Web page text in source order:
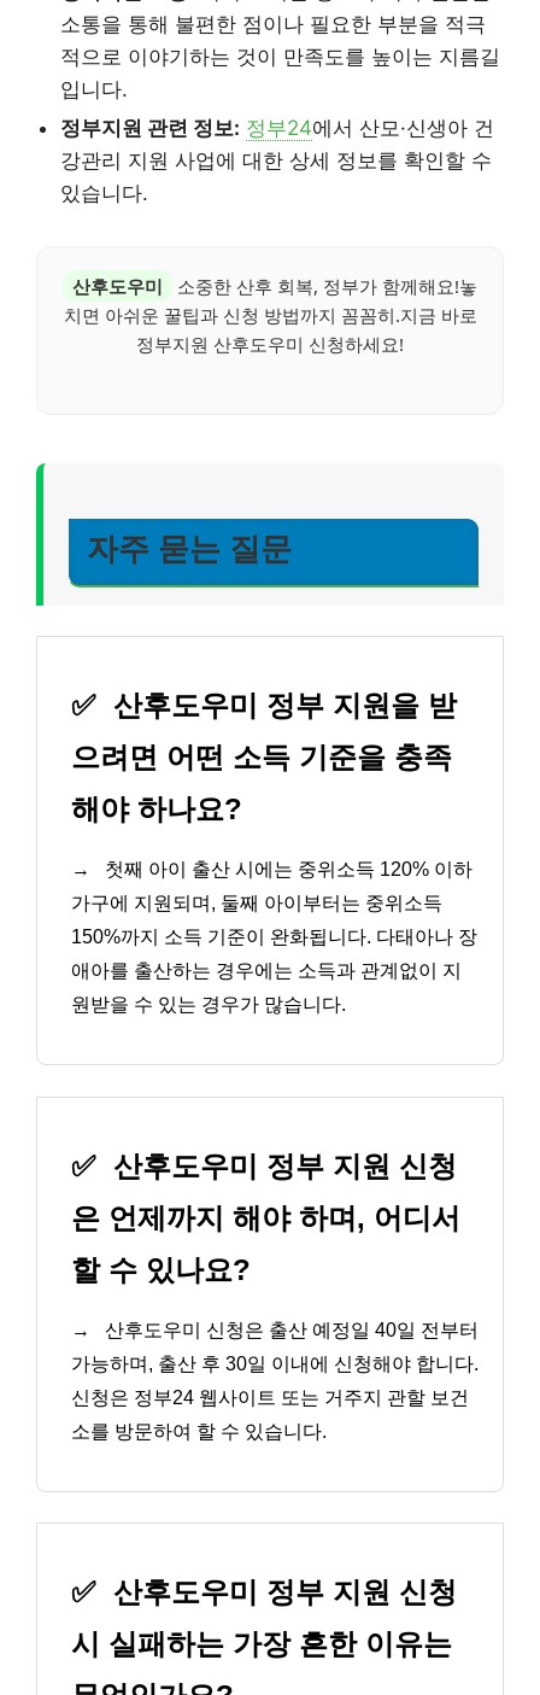
소통을 통해 불편한 점이나 필요한 부분을 적극
적으로 이야기하는 것이 만족도를 높이는 지름길
입니다.
정부지원 관련 정보: 정부24에서 산모·신생아 건
강관리 지원 사업에 대한 상세 정보를 확인할 수
있습니다.
산후도우미
소중한 산후 회복, 정부가 함께해요!놓
치면 아쉬운 꿀팁과 신청 방법까지 꼼꼼히.지금 바로
정부지원 산후도우미 신청하세요!
자주 묻는 질문
✅ 산후도우미 정부 지원을 받
으려면 어떤 소득 기준을 충족
해야 하나요?
→
첫째 아이 출산 시에는 중위소득 120% 이하
가구에 지원되며, 둘째 아이부터는 중위소득
150%까지 소득 기준이 완화됩니다. 다태아나 장
애아를 출산하는 경우에는 소득과 관계없이 지
원받을 수 있는 경우가 많습니다.
✅ 산후도우미 정부 지원 신청
은 언제까지 해야 하며, 어디서
할 수 있나요?
→
산후도우미 신청은 출산 예정일 40일 전부터
가능하며, 출산 후 30일 이내에 신청해야 합니다.
신청은 정부24 웹사이트 또는 거주지 관할 보건
소를 방문하여 할 수 있습니다.
✅ 산후도우미 정부 지원 신청
시 실패하는 가장 흔한 이유는